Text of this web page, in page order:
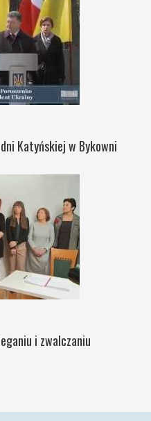
Katyńskiej w Bykowni
i zwalczaniu